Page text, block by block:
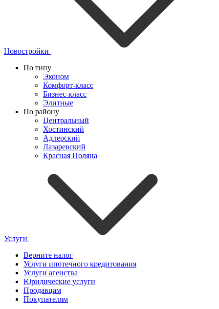
Новостройки
По типу
Эконом
Комфорт-класс
Бизнес-класс
Элитные
По району
Центральный
Хостинский
Адлерский
Лазаревский
Красная Поляна
Услуги
Верните налог
Услуги ипотечного кредитования
Услуги агенства
Юридические услуги
Продавцам
Покупателям